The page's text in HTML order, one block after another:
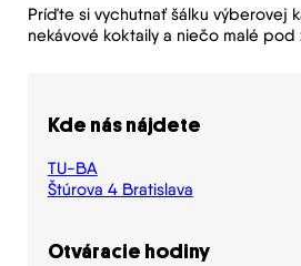
Príďte si vychutnať šálku výberovej
nekávové koktaily a niečo malé pod
Kde nás nájdete
TU-BA
Štúrova 4 Bratislava
Otváracie hodiny